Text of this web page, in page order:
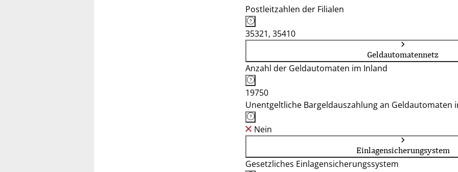
Postleitzahlen der Filialen
35321, 35410
Geldautomatennetz
Anzahl der Geldautomaten im Inland
19750
Unentgeltliche Bargeldauszahlung an Geldautomaten
Nein
Einlagensicherungsystem
Gesetzliches Einlagensicherungssystem